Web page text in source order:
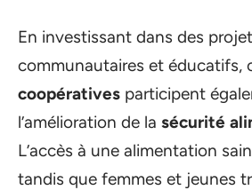
En investissant dans des
communautaires et éducatifs,
coopératives participent
l’amélioration de la sécurité
L’accès à une alimentation
tandis que femmes et jeunes